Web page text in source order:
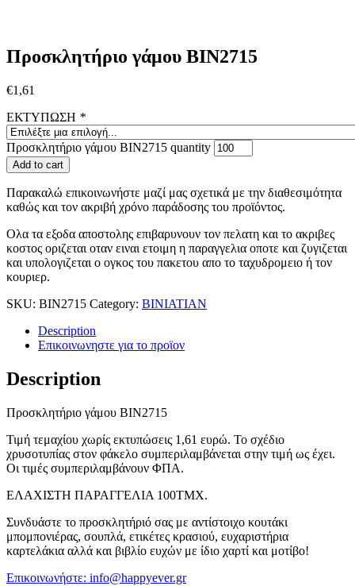
Προσκλητήριο γάμου ΒΙΝ2715
€1,61
ΕΚΤΥΠΩΣΗ *
Προσκλητήριο γάμου ΒΙΝ2715 quantity
Add to cart
Παρακαλώ επικοινωνήστε μαζί μας σχετικά με την διαθεσιμότητα
καθώς και τον ακριβή χρόνο παράδοσης του προϊόντος.
Ολα τα εξοδα αποστολης επιβαρυνουν τον πελατη και το ακριβες
κοστος οριζεται οταν ειναι ετοιμη η παραγγελια οποτε και ζυγιζεται
και υπολογιζεται ο ογκος του πακετου απο το ταχυδρομειο ή τον
κουριερ.
SKU: BIN2715 Category: BINIATIAN
Description
Επικοινωνηστε για το προϊoν
Description
Προσκλητήριο γάμου ΒΙΝ2715
Τιμή τεμαχίου χωρίς εκτυπώσεις 1,61 ευρώ. Το σχέδιο
χρυσοτυπίας στον φάκελο συμπεριλαμβάνεται στην τιμή ως έχει.
Οι τιμές συμπεριλαμβάνουν ΦΠΑ.
ΕΛΑΧΙΣΤΗ ΠΑΡΑΓΓΕΛΙΑ 100ΤΜΧ.
Συνδυάστε το προσκλητήριό σας με αντίστοιχο κουτάκι
μπομπονιέρας, σουπλά, ετικέτες κρασιού, ευχαριστήρια
καρτελάκια αλλά και βιβλίο ευχών με ίδιο χαρτί και μοτίβο!
Επικοινωνήστε: info@happyever.gr